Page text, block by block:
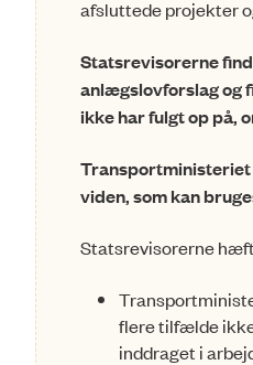
afsluttede ­projekter
Statsrevisorerne
anlægslovforslag og
ikke har fulgt op på,
Transportministeriet
viden, som kan
Statsrevisorerne
flere tilfælde
inddraget i